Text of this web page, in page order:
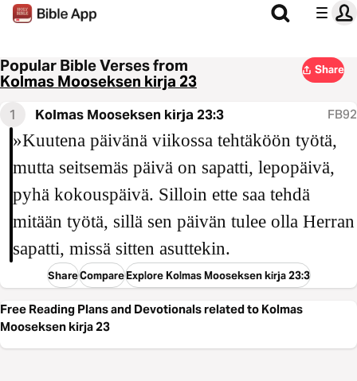
Popular Bible Verses from
Kolmas Mooseksen kirja 23
Share
1 Kolmas Mooseksen kirja 23:3 FB92
»Kuutena päivänä viikossa tehtäköön työtä,
mutta seitsemäs päivä on sapatti, lepopäivä,
pyhä kokouspäivä. Silloin ette saa tehdä
mitään työtä, sillä sen päivän tulee olla Herran
sapatti, missä sitten asuttekin.
ShareCompareExplore Kolmas Mooseksen kirja 23:3
Free Reading Plans and Devotionals related to Kolmas
Mooseksen kirja 23